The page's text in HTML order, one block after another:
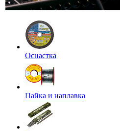
Оснастка
Пайка и наплавка